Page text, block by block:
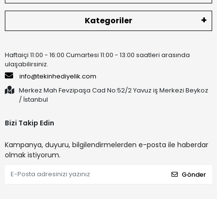
Kategoriler
Haftaiçi 11:00 - 16:00 Cumartesi 11:00 - 13:00 saatleri arasında
ulaşabilirsiniz.
info@tekinhediyelik.com
Merkez Mah Fevzipaşa Cad No:52/2 Yavuz iş Merkezi Beykoz
/ İstanbul
Bizi Takip Edin
Kampanya, duyuru, bilgilendirmelerden e-posta ile haberdar
olmak istiyorum.
Gönder